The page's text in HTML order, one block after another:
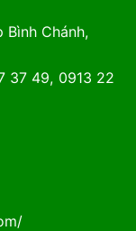
Chánh,
37 49, 0913 22